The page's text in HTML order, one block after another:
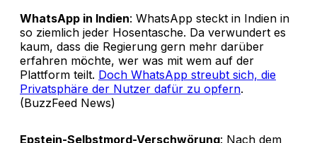
WhatsApp in Indien: WhatsApp steckt in Indien in
so ziemlich jeder Hosentasche. Da verwundert es
kaum, dass die Regierung gern mehr darüber
erfahren möchte, wer was mit wem auf der
Plattform teilt. Doch WhatsApp streubt sich, die
Privatsphäre der Nutzer dafür zu opfern.
(BuzzFeed News)
Epstein-Selbstmord-Verschwörung: Nach dem